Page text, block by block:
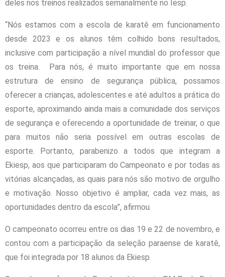
deles nos treinos realizados semanalmente no Iesp.
“Nós estamos com a escola de karatê em funcionamento
desde 2023 e os alunos têm colhido bons resultados,
inclusive com participação a nível mundial do professor que
os treina. Para nós, é muito importante que em nossa
estrutura de ensino de segurança pública, possamos
oferecer a crianças, adolescentes e até adultos a prática do
esporte, aproximando ainda mais a comunidade dos serviços
de segurança e oferecendo a oportunidade de treinar, o que
para muitos não seria possível em outras escolas de
esporte. Portanto, parabenizo a todos que integram a
Ekiesp, aos que participaram do Campeonato e por todas as
vitórias alcançadas, as quais para nós são motivo de orgulho
e motivação. Nosso objetivo é ampliar, cada vez mais, as
oportunidades dentro da escola”, afirmou.
O campeonato ocorreu entre os dias 19 e 22 de novembro, e
contou com a participação da seleção paraense de karatê,
que foi integrada por 18 alunos da Ekiesp.